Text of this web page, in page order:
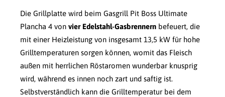
Die Grillplatte wird beim Gasgrill Pit Boss Ultimate
Plancha 4 von vier Edelstahl-Gasbrennern befeuert, die
mit einer Heizleistung von insgesamt 13,5 kW für hohe
Grilltemperaturen sorgen können, womit das Fleisch
außen mit herrlichen Röstaromen wunderbar knusprig
wird, während es innen noch zart und saftig ist.
Selbstverständlich kann die Grilltemperatur bei dem